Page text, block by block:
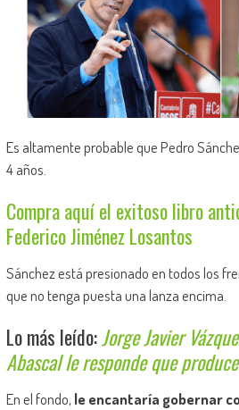
Es altamente probable que Pedro
4 años.
Compra aquí el exitoso libro
Federico Jiménez Losantos
Sánchez está presionado en todos los
que no tenga puesta una lanza encima.
Lo más leído:Jorge Javier
Abascal le responde que
En el fondo, le encantaría gobernar